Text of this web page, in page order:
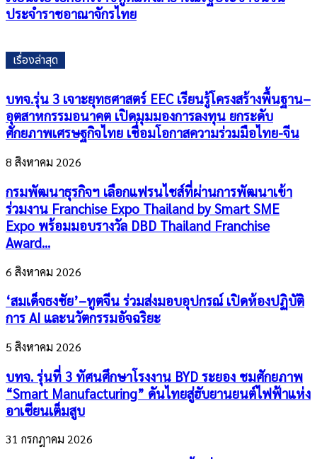
ประจำราชอาณาจักรไทย
เรื่องล่าสุด
บทจ.รุ่น 3 เจาะยุทธศาสตร์ EEC เรียนรู้โครงสร้างพื้นฐาน–
อุตสาหกรรมอนาคต เปิดมุมมองการลงทุน ยกระดับ
ศักยภาพเศรษฐกิจไทย เชื่อมโอกาสความร่วมมือไทย-จีน
8 สิงหาคม 2026
กรมพัฒนาธุรกิจฯ เลือกแฟรนไชส์ที่ผ่านการพัฒนาเข้า
ร่วมงาน Franchise Expo Thailand by Smart SME
Expo พร้อมมอบรางวัล DBD Thailand Franchise
Award...
6 สิงหาคม 2026
‘สมเด็จธงชัย’–ทูตจีน ร่วมส่งมอบอุปกรณ์ เปิดห้องปฏิบัติ
การ AI และนวัตกรรมอัจฉริยะ
5 สิงหาคม 2026
บทจ. รุ่นที่ 3 ทัศนศึกษาโรงงาน BYD ระยอง ชมศักยภาพ
“Smart Manufacturing” ดันไทยสู่ฮับยานยนต์ไฟฟ้าแห่ง
อาเซียนเต็มสูบ
31 กรกฎาคม 2026